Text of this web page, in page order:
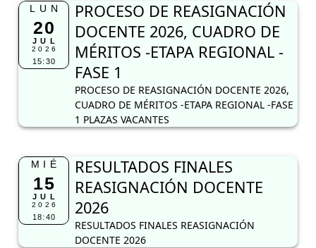
LUN
20
JUL
2026
15:30
PROCESO DE REASIGNACIÓN
DOCENTE 2026, CUADRO DE
MÉRITOS -ETAPA REGIONAL -
FASE 1
PROCESO DE REASIGNACIÓN DOCENTE 2026,
CUADRO DE MÉRITOS -ETAPA REGIONAL -FASE
1 PLAZAS VACANTES
MIÉ
15
JUL
2026
18:40
RESULTADOS FINALES
REASIGNACIÓN DOCENTE
2026
RESULTADOS FINALES REASIGNACIÓN
DOCENTE 2026